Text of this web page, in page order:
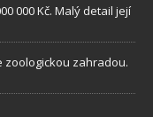
000 Kč. Malý detail její
zoologickou zahradou.